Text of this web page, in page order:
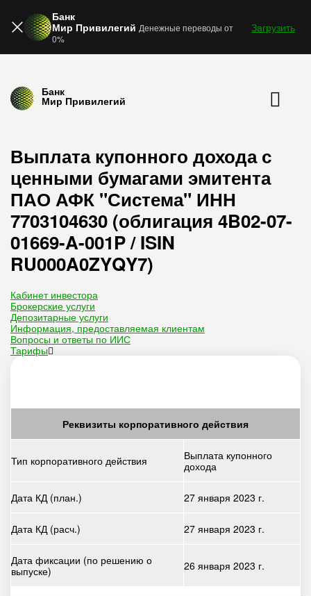
Банк
Мир Привилегий Денежные переводы от
0%
Загрузить
Банк
Мир Привилегий
Выплата купонного дохода с
ценными бумагами эмитента
ПАО АФК "Система" ИНН
7703104630 (облигация 4B02-07-
01669-A-001P / ISIN
RU000A0ZYQY7)
Кабинет инвестора
Брокерские услуги
Депозитарные услуги
Информация, предоставляемая клиентам
Вопросы и ответы по ИИС
Тарифы
Реквизиты корпоративного действия
Тип корпоративного действия
Выплата купонного
дохода
Дата КД (план.) 27 января 2023 г.
Дата КД (расч.) 27 января 2023 г.
Дата фиксации (по решению о
выпуске)
26 января 2023 г.